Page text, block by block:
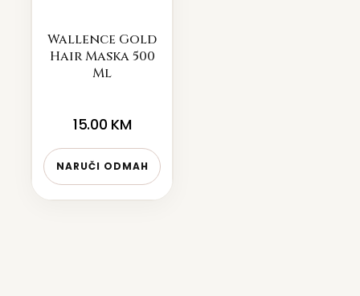
Wallence Gold
Hair Maska 500
Ml
15.00 KM
NARUČI ODMAH